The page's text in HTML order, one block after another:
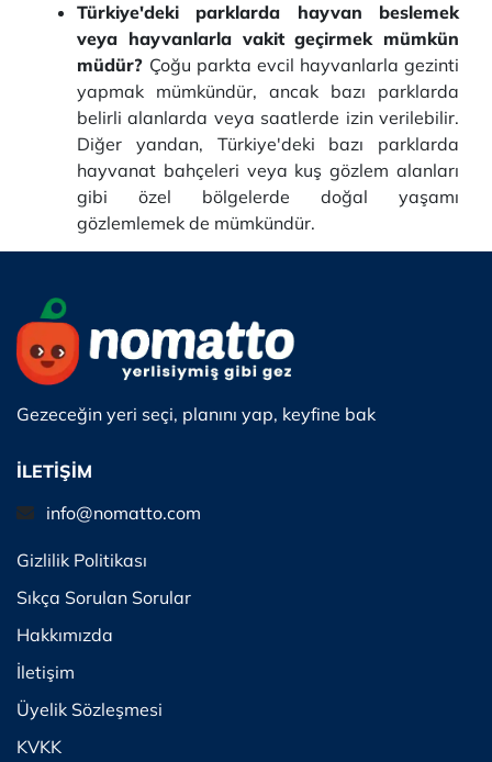
Türkiye'deki parklarda hayvan beslemek
veya hayvanlarla vakit geçirmek mümkün
müdür? Çoğu parkta evcil hayvanlarla gezinti
yapmak mümkündür, ancak bazı parklarda
belirli alanlarda veya saatlerde izin verilebilir.
Diğer yandan, Türkiye'deki bazı parklarda
hayvanat bahçeleri veya kuş gözlem alanları
gibi özel bölgelerde doğal yaşamı
gözlemlemek de mümkündür.
Gezeceğin yeri seçi, planını yap, keyfine bak
İLETİŞİM
info@nomatto.com
Gizlilik Politikası
Sıkça Sorulan Sorular
Hakkımızda
İletişim
Üyelik Sözleşmesi
KVKK